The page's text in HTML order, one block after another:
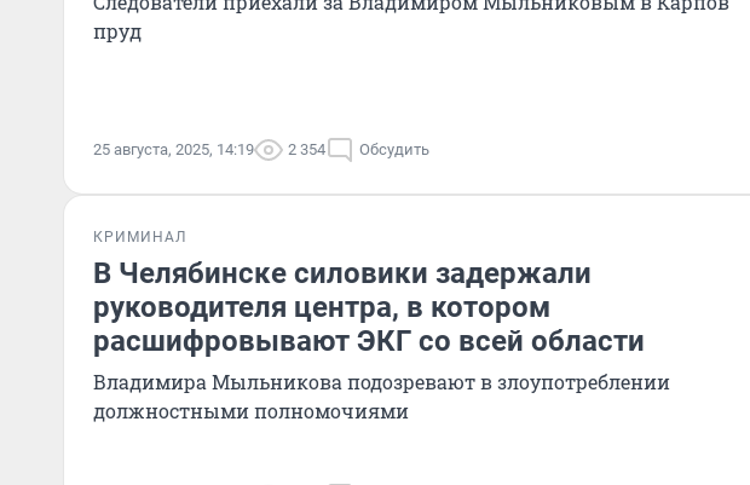
пруд
25 августа, 2025, 14:19 2 354 Обсудить
КРИМИНАЛ
В Челябинске силовики задержали
руководителя центра, в котором
расшифровывают ЭКГ со всей области
Владимира Мыльникова подозревают в злоупотреблении
должностными полномочиями